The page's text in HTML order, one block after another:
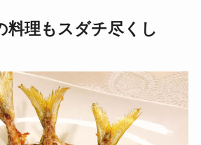
料理もスダチ尽くし